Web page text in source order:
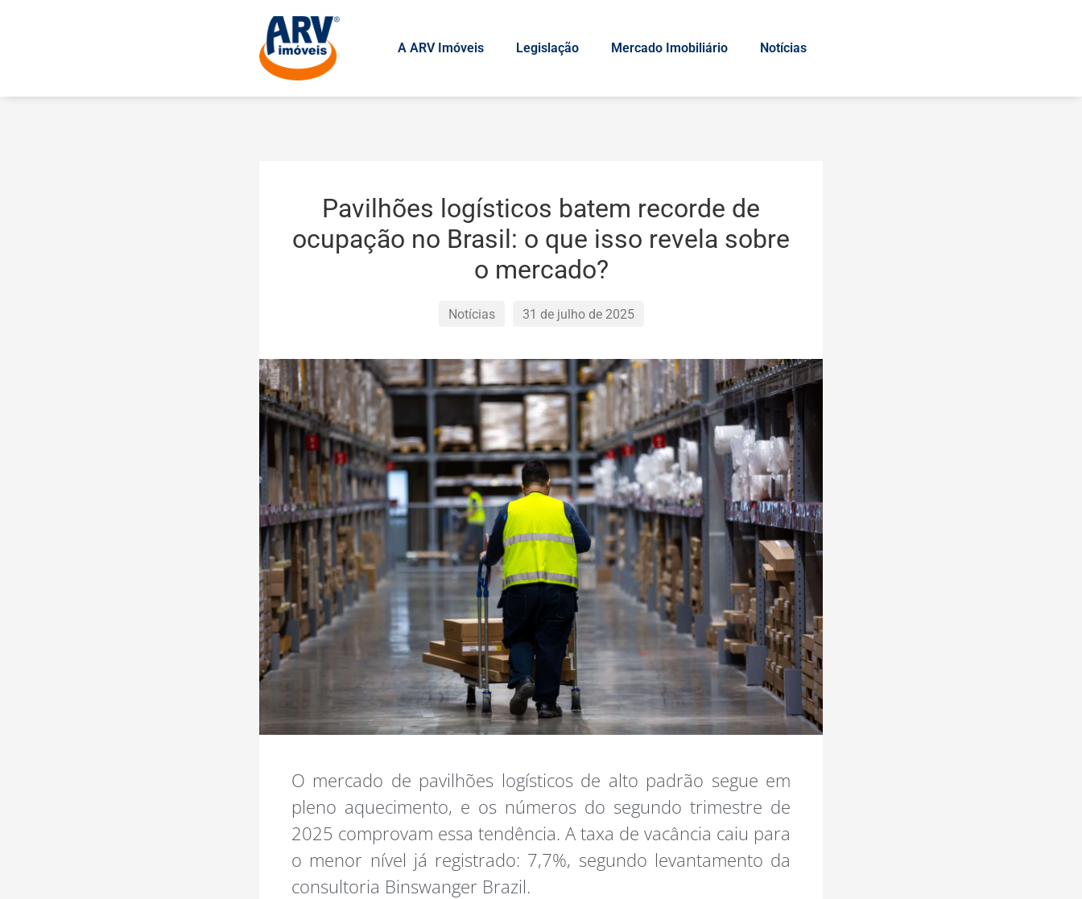
A ARV Imóveis Legislação Mercado Imobiliário Notícias
Pavilhões logísticos batem recorde de
ocupação no Brasil: o que isso revela sobre
o mercado?
Notícias 31 de julho de 2025
O mercado de pavilhões logísticos de alto padrão segue em
pleno aquecimento, e os números do segundo trimestre de
2025 comprovam essa tendência. A taxa de vacância caiu para
o menor nível já registrado: 7,7%, segundo levantamento da
consultoria Binswanger Brazil.